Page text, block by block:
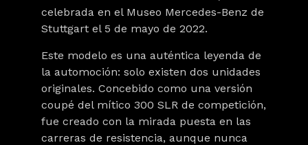
celebrada en el Museo Mercedes-Benz de
Stuttgart el 5 de mayo de 2022.
Este modelo es una auténtica leyenda de
la automoción: solo existen dos unidades
originales. Concebido como una versión
coupé del mítico 300 SLR de competición,
fue creado con la mirada puesta en las
carreras de resistencia, aunque nunca